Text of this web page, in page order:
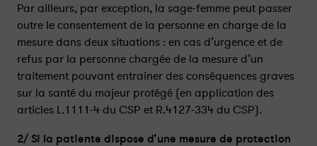
t
e
m
e
n
t
d
o
i
t
e
m
e
n
t
d
o
i
Par ailleurs, par exception, la sage-femme peut passer
outre le consentement de la personne en charge de la
mesure dans deux situations : en cas d’urgence et de
refus par la personne chargée de la mesure d’un
traitement pouvant entrainer des conséquences graves
sur la santé du majeur protégé (en application des
articles L.1111-4 du CSP et R.4127-334 du CSP).
2/ Si la patiente dispose d’une mesure de protection